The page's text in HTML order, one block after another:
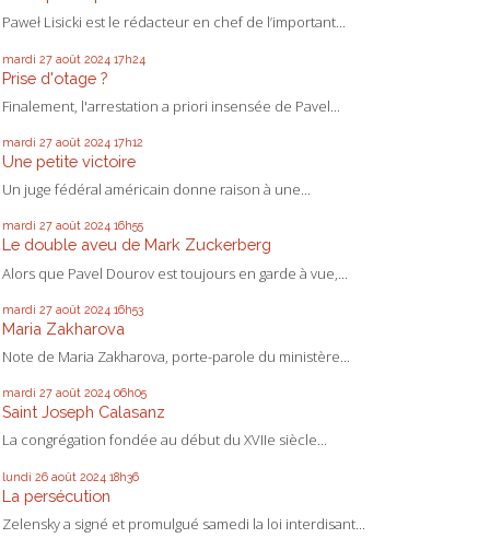
Paweł Lisicki est le rédacteur en chef de l’important...
mardi 27 août 2024 17h24
Prise d'otage ?
Finalement, l'arrestation a priori insensée de Pavel...
mardi 27 août 2024 17h12
Une petite victoire
Un juge fédéral américain donne raison à une...
mardi 27 août 2024 16h55
Le double aveu de Mark Zuckerberg
Alors que Pavel Dourov est toujours en garde à vue,...
mardi 27 août 2024 16h53
Maria Zakharova
Note de Maria Zakharova, porte-parole du ministère...
mardi 27 août 2024 06h05
Saint Joseph Calasanz
La congrégation fondée au début du XVIIe siècle...
lundi 26 août 2024 18h36
La persécution
Zelensky a signé et promulgué samedi la loi interdisant...